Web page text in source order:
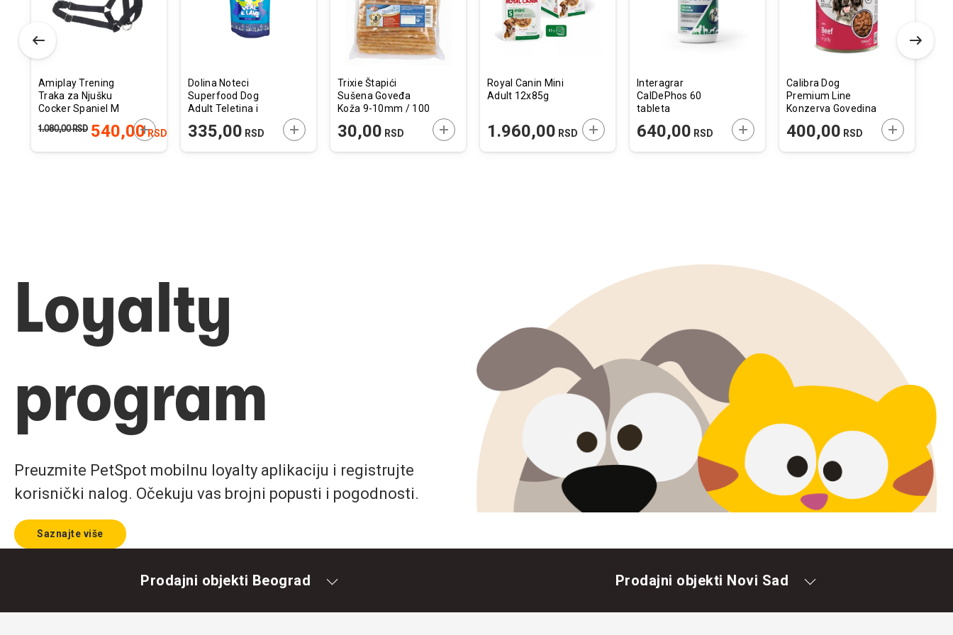
U KORPU
Amiplay Trening
Traka za Njušku
Cocker Spaniel M
50cm x 2cm540,00RSD
1.080,00RSD DODAJTE U KORPU
Dolina Noteci
Superfood Dog
Adult Teletina i
335,00 RSD DODAJTE U KORPU
Trixie Štapići
Sušena Goveđa
Koža 9-10mm / 100
30,00 RSD DODAJTE U KORPU
Royal Canin Mini
Adult 12x85g
1.960,00 RSD DODAJTE U KORPU
Interagrar
CalDePhos 60
tableta
640,00 RSD DODAJTE U KORPU
Calibra Dog
Premium Line
Konzerva Govedina
400,00 RSD DODAJTE U
Loyalty
program
Preuzmite PetSpot mobilnu loyalty aplikaciju i registrujte
korisnički nalog. Očekuju vas brojni popusti i pogodnosti.
Saznajte više
Prodajni objekti Beograd Prodajni objekti Novi Sad